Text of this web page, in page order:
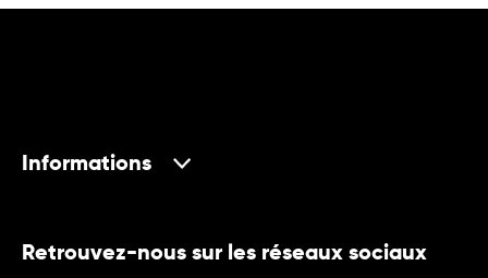
Informations
Retrouvez-nous sur les réseaux sociaux